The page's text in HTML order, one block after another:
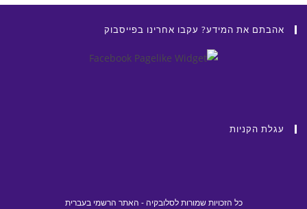
אהבתם את המידע? עקבו אחרינו בפייסבוק
עגלת הקניות
כל הזכויות שמורות לסלובקיה - האתר הרשמי בעברית